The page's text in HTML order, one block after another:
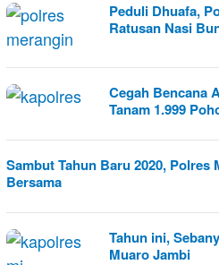
Peduli Dhuafa,
Ratusan Nasi
Cegah Bencana
Tanam 1.999
Sambut Tahun Baru 2020, Polres
Bersama
Tahun ini,
Muaro Jambi